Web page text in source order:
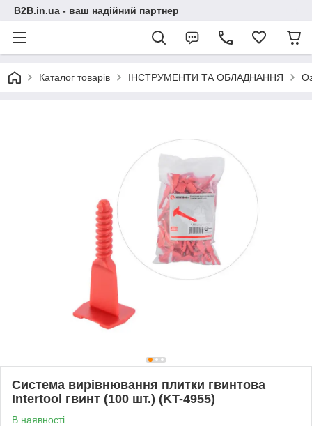
B2B.in.ua - ваш надійний партнер
Каталог товарів ІНСТРУМЕНТИ ТА ОБЛАДНАННЯ
Система вирівнювання плитки гвинтова
Intertool гвинт (100 шт.) (KT-4955)
В наявності